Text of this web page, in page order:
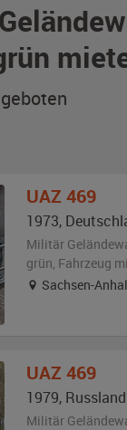
UAZ 469
1973,
Militär
grün, Fahrzeug
Sachsen-
UAZ 469
1979, Russland
Militär